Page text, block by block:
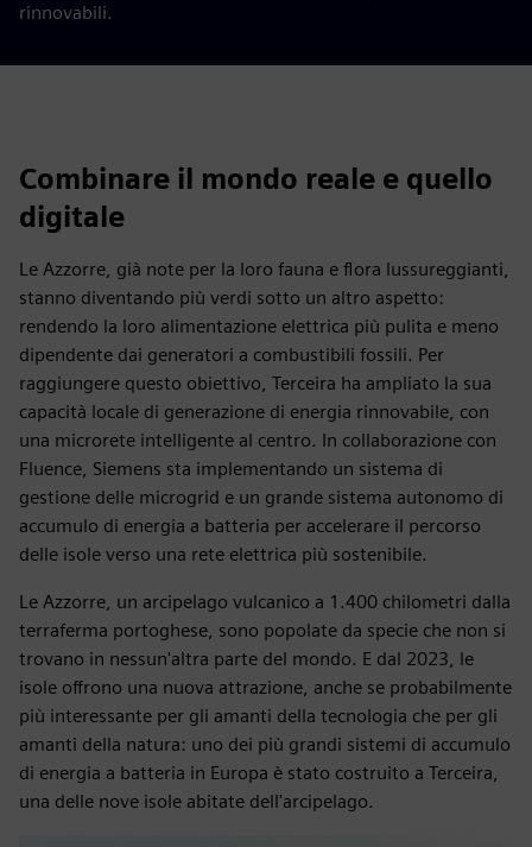
rinnovabili.
Combinare il mondo reale e quello
digitale
Le Azzorre, già note per la loro fauna e flora lussureggianti,
stanno diventando più verdi sotto un altro aspetto:
rendendo la loro alimentazione elettrica più pulita e meno
dipendente dai generatori a combustibili fossili. Per
raggiungere questo obiettivo, Terceira ha ampliato la sua
capacità locale di generazione di energia rinnovabile, con
una microrete intelligente al centro. In collaborazione con
Fluence, Siemens sta implementando un sistema di
gestione delle microgrid e un grande sistema autonomo di
accumulo di energia a batteria per accelerare il percorso
delle isole verso una rete elettrica più sostenibile.
Le Azzorre, un arcipelago vulcanico a 1.400 chilometri dalla
terraferma portoghese, sono popolate da specie che non si
trovano in nessun'altra parte del mondo. E dal 2023, le
isole offrono una nuova attrazione, anche se probabilmente
più interessante per gli amanti della tecnologia che per gli
amanti della natura: uno dei più grandi sistemi di accumulo
di energia a batteria in Europa è stato costruito a Terceira,
una delle nove isole abitate dell'arcipelago.